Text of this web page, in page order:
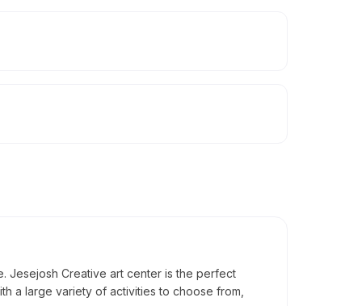
Jesejosh Creative art center is the perfect
a large variety of activities to choose from,